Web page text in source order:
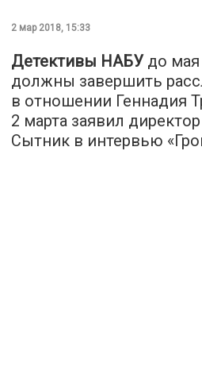
2 мар 2018, 15:33
Детективы НАБУдо мая
должны завершить
в отношении Геннадия
2 марта заявил
Сытник в интервью «